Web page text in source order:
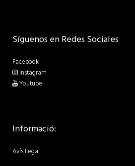
Síguenos en Redes Sociales
Facebook
Instagram
Youtube
Informació:
Avís Legal